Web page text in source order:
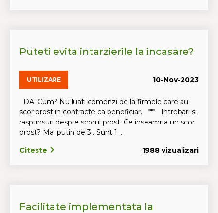
Puteti evita intarzierile la incasare?
UTILIZARE 10-Nov-2023
DA! Cum? Nu luati comenzi de la firmele care au
scor prost in contracte ca beneficiar. *** Intrebari si
raspunsuri despre scorul prost: Ce inseamna un scor
prost? Mai putin de 3 . Sunt 1 ...
Citeste 1988 vizualizari
Facilitate implementata la